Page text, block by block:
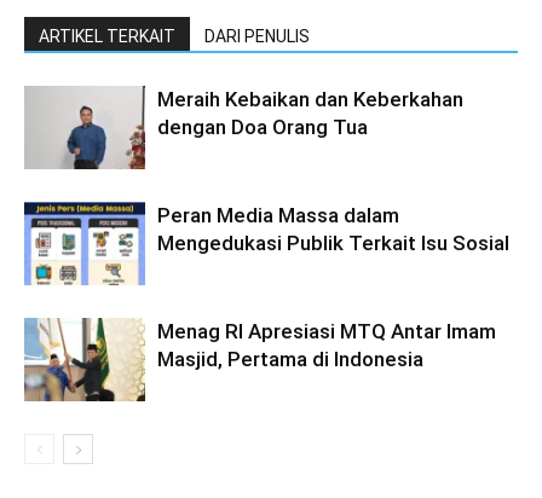
ARTIKEL TERKAIT DARI PENULIS
Meraih Kebaikan dan Keberkahan
dengan Doa Orang Tua
Peran Media Massa dalam
Mengedukasi Publik Terkait Isu Sosial
Menag RI Apresiasi MTQ Antar Imam
Masjid, Pertama di Indonesia